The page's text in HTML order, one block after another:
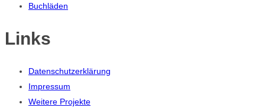
Buchläden
Links
Datenschutzerklärung
Impressum
Weitere Projekte